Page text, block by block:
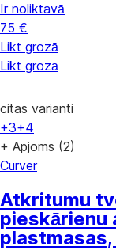
Ir noliktavā
75 €
Likt grozā
Likt grozā
citas varianti
+3+4
+ Apjoms (2)
Curver
Atkritumu
pieskārienu